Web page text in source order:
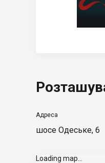
Адреса
шосе Одеське, 6
Loading map...